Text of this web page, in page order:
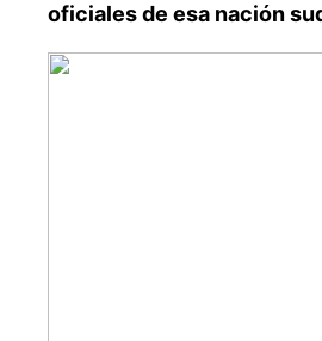
oficiales de esa nación